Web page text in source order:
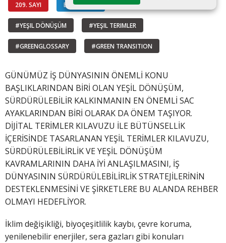
209. SAYI BİLGİ HATTI
#YEŞIL DÖNÜŞÜM #YEŞIL TERIMLER
#GREENGLOSSARY #GREEN TRANSITION
GÜNÜMÜZ İŞ DÜNYASININ ÖNEMLİ KONU
BAŞLIKLARINDAN BİRİ OLAN YEŞİL DÖNÜŞÜM,
SÜRDÜRÜLEBİLİR KALKINMANIN EN ÖNEMLİ SAC
AYAKLARINDAN BİRİ OLARAK DA ÖNEM TAŞIYOR.
DİJİTAL TERİMLER KILAVUZU İLE BÜTÜNSELLİK
İÇERİSİNDE TASARLANAN YEŞİL TERİMLER KILAVUZU,
SÜRDÜRÜLEBİLİRLİK VE YEŞİL DÖNÜŞÜM
KAVRAMLARININ DAHA İYİ ANLAŞILMASINI, İŞ
DÜNYASININ SÜRDÜRÜLEBİLİRLİK STRATEJİLERİNİN
DESTEKLENMESİNİ VE ŞİRKETLERE BU ALANDA REHBER
OLMAYI HEDEFLİYOR.
İklim değişikliği, biyoçeşitlilik kaybı, çevre koruma,
yenilenebilir enerjiler, sera gazları gibi konuları